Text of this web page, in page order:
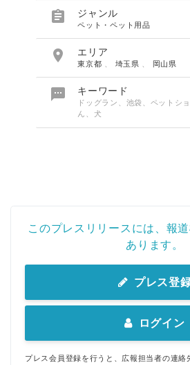
 ジャンル
ペット・ペット用品
 エリア
東京都 埼玉県 岡山県
 キーワード
ドッグラン、池袋、ペットシ
ん、犬
このプレスリリースには、報
あります。
プレス登
ログイン
プレス会員登録を行うと、広報担当者の連絡